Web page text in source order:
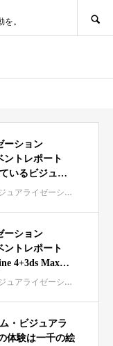
。
ーション
ントレポート
いるビジュア
半）
アライゼーション
ーション
ントレポート
4+3ds Maxで
ジュアライゼ
アライゼーション
・ビジュアラ
体験は一千の絵